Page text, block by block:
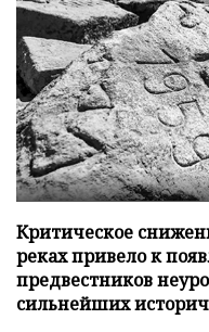
Критическое
реках привело к
предвестников
сильнейших